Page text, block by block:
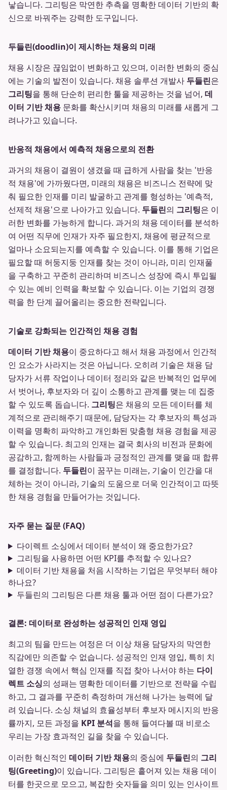
낳습니다. 그리팅은 막연한 추측을 명확한 데이터 기반의 확
신으로 바꿔주는 강력한 도구입니다.
두들린(doodlin)이 제시하는 채용의 미래
채용 시장은 끊임없이 변화하고 있으며, 이러한 변화의 중심
에는 기술의 발전이 있습니다. 채용 솔루션 개발사 두들린은
그리팅을 통해 단순히 편리한 툴을 제공하는 것을 넘어, 데
이터 기반 채용 문화를 확산시키며 채용의 미래를 새롭게 그
려나가고 있습니다.
반응적 채용에서 예측적 채용으로의 전환
과거의 채용이 결원이 생겼을 때 급하게 사람을 찾는 '반응
적 채용'에 가까웠다면, 미래의 채용은 비즈니스 전략에 맞
춰 필요한 인재를 미리 발굴하고 관계를 형성하는 '예측적,
선제적 채용'으로 나아가고 있습니다. 두들린의 그리팅은 이
러한 변화를 가능하게 합니다. 과거의 채용 데이터를 분석하
여 어떤 직무에 인재가 자주 필요한지, 채용에 평균적으로
얼마나 소요되는지를 예측할 수 있습니다. 이를 통해 기업은
필요할 때 허둥지둥 인재를 찾는 것이 아니라, 미리 인재풀
을 구축하고 꾸준히 관리하며 비즈니스 성장에 즉시 투입될
수 있는 예비 인력을 확보할 수 있습니다. 이는 기업의 경쟁
력을 한 단계 끌어올리는 중요한 전략입니다.
기술로 강화되는 인간적인 채용 경험
데이터 기반 채용이 중요하다고 해서 채용 과정에서 인간적
인 요소가 사라지는 것은 아닙니다. 오히려 기술은 채용 담
당자가 서류 작업이나 데이터 정리와 같은 반복적인 업무에
서 벗어나, 후보자와 더 깊이 소통하고 관계를 맺는 데 집중
할 수 있도록 돕습니다. 그리팅은 채용의 모든 데이터를 체
계적으로 관리해주기 때문에, 담당자는 각 후보자의 특성과
이력을 명확히 파악하고 개인화된 맞춤형 채용 경험을 제공
할 수 있습니다. 최고의 인재는 결국 회사의 비전과 문화에
공감하고, 함께하는 사람들과 긍정적인 관계를 맺을 때 합류
를 결정합니다. 두들린이 꿈꾸는 미래는, 기술이 인간을 대
체하는 것이 아니라, 기술의 도움으로 더욱 인간적이고 따뜻
한 채용 경험을 만들어가는 것입니다.
자주 묻는 질문 (FAQ)
다이렉트 소싱에서 데이터 분석이 왜 중요한가요?
그리팅을 사용하면 어떤 KPI를 추적할 수 있나요?
데이터 기반 채용을 처음 시작하는 기업은 무엇부터 해야
하나요?
두들린의 그리팅은 다른 채용 툴과 어떤 점이 다른가요?
결론: 데이터로 완성하는 성공적인 인재 영입
최고의 팀을 만드는 여정은 더 이상 채용 담당자의 막연한
직감에만 의존할 수 없습니다. 성공적인 인재 영입, 특히 치
열한 경쟁 속에서 핵심 인재를 직접 찾아 나서야 하는 다이
렉트 소싱의 성패는 명확한 데이터를 기반으로 전략을 수립
하고, 그 결과를 꾸준히 측정하며 개선해 나가는 능력에 달
려 있습니다. 소싱 채널의 효율성부터 후보자 메시지의 반응
률까지, 모든 과정을 KPI 분석을 통해 들여다볼 때 비로소
우리는 가장 효과적인 길을 찾을 수 있습니다.
이러한 혁신적인 데이터 기반 채용의 중심에 두들린의 그리
팅(Greeting)이 있습니다. 그리팅은 흩어져 있는 채용 데이
터를 한곳으로 모으고, 복잡한 숫자들을 의미 있는 인사이트